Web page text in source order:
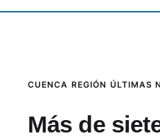
CUENCA REGIÓN ÚLTIMAS
Más de